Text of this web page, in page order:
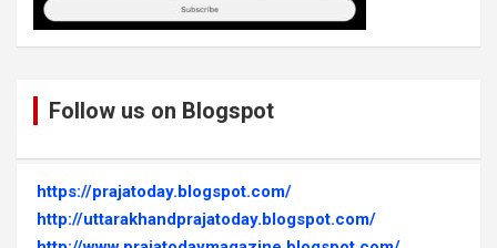
Follow us on Blogspot
https://prajatoday.blogspot.com/
http://uttarakhandprajatoday.blogspot.com/